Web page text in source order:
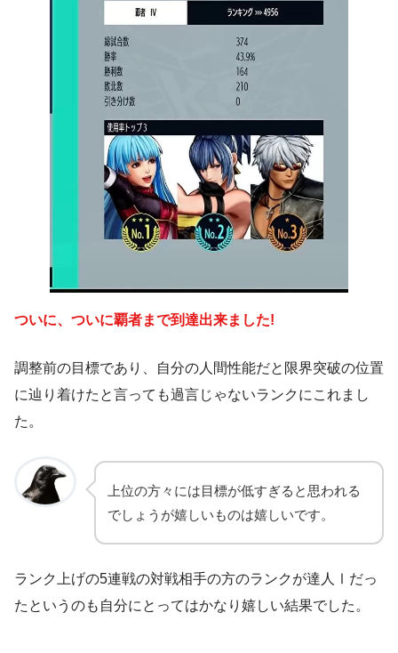
ついに、ついに覇者まで到達出来ました!
調整前の目標であり、自分の人間性能だと限界突破の位置
に辿り着けたと言っても過言じゃないランクにこれまし
た。
上位の方々には目標が低すぎると思われる
でしょうが嬉しいものは嬉しいです。
ランク上げの5連戦の対戦相手の方のランクが達人Ⅰだっ
たというのも自分にとってはかなり嬉しい結果でした。